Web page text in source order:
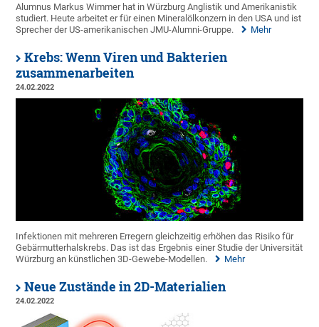
Alumnus Markus Wimmer hat in Würzburg Anglistik und Amerikanistik
studiert. Heute arbeitet er für einen Mineralölkonzern in den USA und ist
Sprecher der US-amerikanischen JMU-Alumni-Gruppe.
Mehr
Krebs: Wenn Viren und Bakterien
zusammenarbeiten
24.02.2022
Infektionen mit mehreren Erregern gleichzeitig erhöhen das Risiko für
Gebärmutterhalskrebs. Das ist das Ergebnis einer Studie der Universität
Würzburg an künstlichen 3D-Gewebe-Modellen.
Mehr
Neue Zustände in 2D-Materialien
24.02.2022